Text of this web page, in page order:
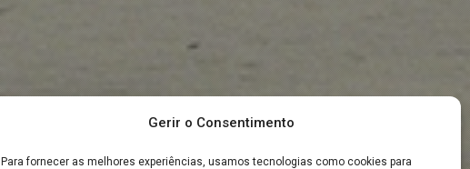
Gerir o Consentimento
Para fornecer as melhores experiências, usamos tecnologias como cookies para